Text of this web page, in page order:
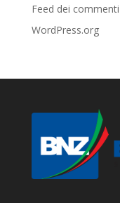
Feed dei commenti
WordPress.org